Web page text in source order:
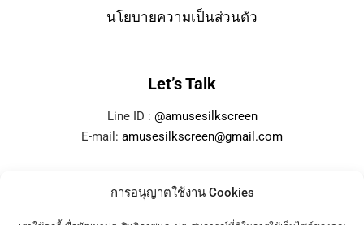
การอนุญาตใช้งาน Cookies
นโยบายความเป็นส่วนตัว
Let’s Talk
Line ID : @amusesilkscreen
E-mail: amusesilkscreen@gmail.com
Services